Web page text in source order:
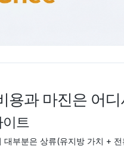
용과 마진은 어
트
대부분은 상류(유지방 가치 +